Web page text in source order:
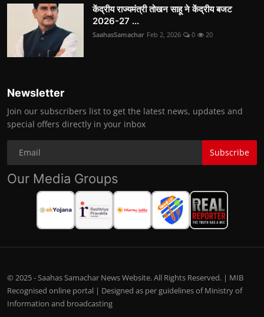
केंद्रीय राज्यमंत्री तोखन साहू ने केंद्रीय बजट
2026-27 ...
SaahasSamachar Feb 2, 2026 0 20
Newsletter
Join our subscribers list to get the latest news, updates and
special offers directly in your inbox
Subscribe
Our Media Groups
© 2025 - Saahas Samachar News Website. All Rights Reserved. | MIB
Recognised online portal | Designed as per guidelines of Ministry of
Information and broadcasting